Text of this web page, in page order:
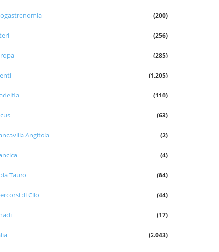
(200)
(256)
(285)
(1.205)
(110)
(63)
Angitola (2)
(4)
Tauro (84)
di Clio (44)
(17)
(2.043)